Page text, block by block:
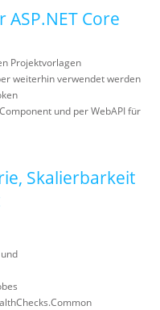
Core
Projektvorlagen
weiterhin verwendet werden
und per WebAPI für
Skalierbarkeit